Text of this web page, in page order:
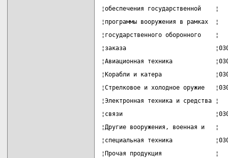
¦обеспечения
¦программы вооружения в
¦государственного
¦заказа
¦Авиационная техника
¦Корабли и катера
¦Стрелковое и холодное оружие
¦Электронная техника и
¦связи
¦Другие вооружения,
¦специальная техника
¦Прочая продукция